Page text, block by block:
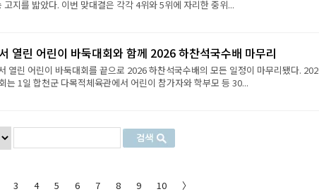
지를 밟았다. 이번 맞대결은 각각 4위와 5위에 자리한 중위...
열린 어린이 바둑대회와 함께 2026 하찬석국수배 마무리
열린 어린이 바둑대회를 끝으로 2026 하찬석국수배의 모든 일정이 마무리됐다.
는 1일 합천군 다목적체육관에서 어린이 참가자와 학부모 등 30...
3 4 5 6 7 8 9 10 〉